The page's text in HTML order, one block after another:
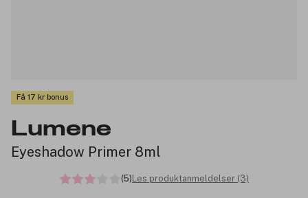
Få 17 kr bonus
Lumene
Eyeshadow Primer 8ml
(5)Les produktanmeldelser (3)